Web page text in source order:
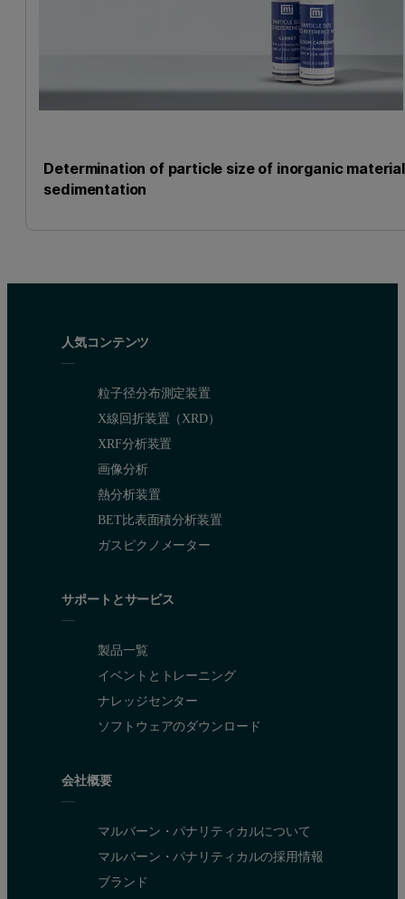
Determination of particle size of inorganic
sedimentation
人気コンテンツ
粒子径分布測定装置
X線回折装置（XRD）
XRF分析装置
画像分析
熱分析装置
BET比表面積分析装置
ガスピクノメーター
サポートとサービス
製品一覧
イベントとトレーニング
ナレッジセンター
ソフトウェアのダウンロード
会社概要
マルバーン・パナリティカルについて
マルバーン・パナリティカルの採用情報
ブランド